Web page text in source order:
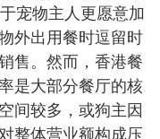
宠物主人更愿意加
外出用餐时逗留时
售。然而，香港餐
是大部分餐厅的核
间较多，或狗主因
整体营业额构成压